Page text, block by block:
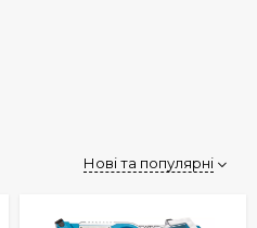
Нові та популярні